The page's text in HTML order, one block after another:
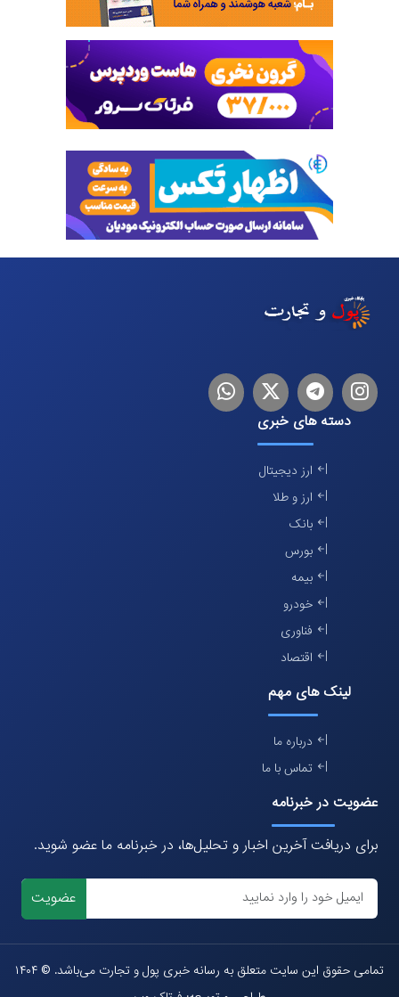
اینستاگرام
تلگرام توییترلینکدین
دسته های خبری
ارز دیجیتال
ارز و طلا
بانک
بورس
بیمه
خودرو
فناوری
اقتصاد
لینک های مهم
درباره ما
تماس با ما
عضویت در خبرنامه
برای دریافت آخرین اخبار و تحلیل‌ها، در خبرنامه ما عضو شوید.
عضویت
تمامی حقوق این سایت متعلق به رسانه خبری پول و تجارت می‌باشد. © ۱۴۰۴